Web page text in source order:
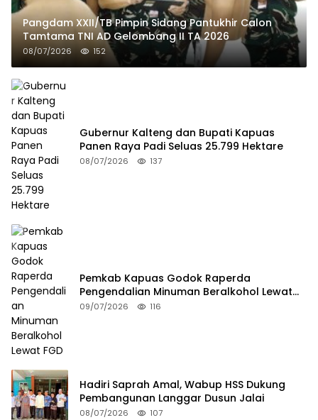
Pangdam XXII/TB Pimpin Sidang Pantukhir Calon
Tamtama TNI AD Gelombang II TA 2026
08/07/2026 152
Gubernur Kalteng dan Bupati Kapuas
Panen Raya Padi Seluas 25.799 Hektare
08/07/2026 137
Pemkab Kapuas Godok Raperda
Pengendalian Minuman Beralkohol Lewat
FGD
09/07/2026 116
Hadiri Saprah Amal, Wabup HSS Dukung
Pembangunan Langgar Dusun Jalai
08/07/2026 107